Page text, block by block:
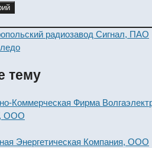
радиозавод Сигнал, ПАО
тему
Коммерческая Фирма
ООО
Энергетическая Компания, ООО